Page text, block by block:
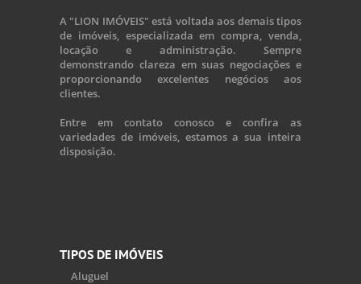
A "LION IMÓVEIS" está voltada aos demais tipos
de imóveis, especializada em compra, venda,
locação e administração. Sempre
demonstrando clareza em suas negociações e
proporcionando excelentes negócios aos
clientes.
Entre em contato conosco e confira as
variedades de imóveis, estamos a sua inteira
disposição.
TIPOS DE IMÓVEIS
Aluguel